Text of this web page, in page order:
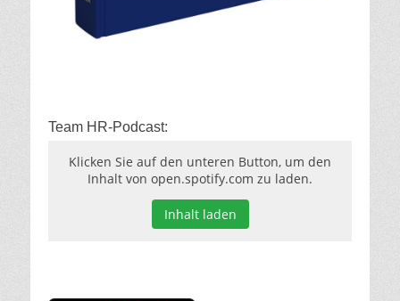
Team HR-Podcast:
Klicken Sie auf den unteren Button, um den
Inhalt von open.spotify.com zu laden.
Inhalt laden